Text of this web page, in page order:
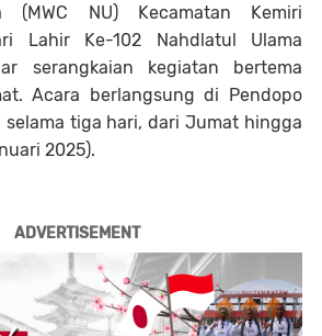
(MWC NU) Kecamatan Kemiri
Lahir Ke-102 Nahdlatul Ulama
serangkaian kegiatan bertema
Acara berlangsung di Pendopo
selama tiga hari, dari Jumat hingga
2025).
ADVERTISEMENT